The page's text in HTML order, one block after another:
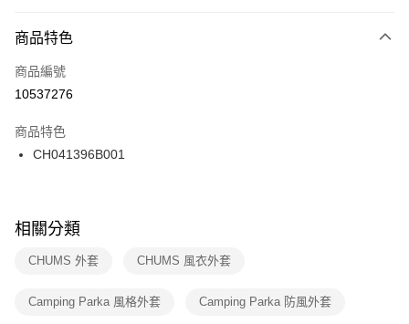
３．安心：先確認商品／服務後，再付款。
【「AFTEE先享後付」結帳流程】
１．於結帳方式選擇「AFTEE先享後付」後，將跳轉至「AFTEE先享後付」
２．訂單成立數日內，您將收到繳費通知簡訊。
３．收到繳費通知簡訊後14天內，點擊此簡訊中的連結，可透過四大超商／
ATM／網路銀行／等多元方式進行付款，方視為交易完成。
※ 交易是否成功請以「AFTEE先享後付 」之結帳頁面顯示為準，若有關於
是否繳費成功／繳費後需取消欲退款等相關疑問，請聯繫「AFTEE先享後付
客戶支援中心」 https://netprotections.freshdesk.com/support/home
１．透過由恩沛科技股份有限公司提供之「AFTEE先享後付」服務完成之交
每筆NT$100，滿NT$1,500(含以上)免運費
宅配
每筆NT$100，滿NT$1,500(含以上)免運費
付款後門市自取
每筆NT$100，滿NT$1,500(含以上)免運費
商品特色
商品編號
10537276
商品特色
CH041396B001
相關分類
CHUMS 外套 CHUMS 風衣外套
Camping Parka 風格外套 Camping Parka 防風外套